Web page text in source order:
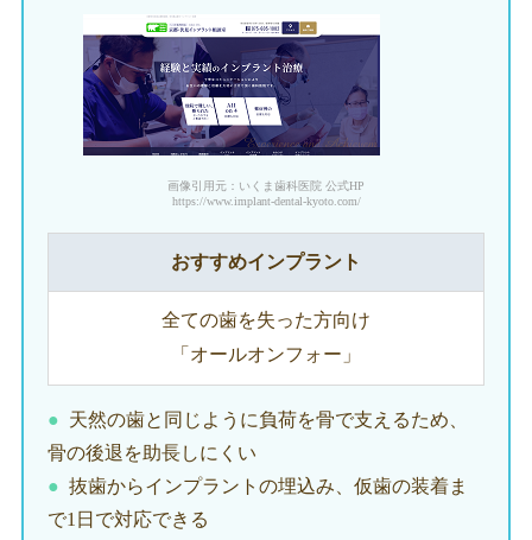
画像引用元：いくま歯科医院 公式HP
https://www.implant-dental-kyoto.com/
おすすめインプラント
全ての歯を失った方向け
「オールオンフォー」
天然の歯と同じように負荷を骨で支えるため、
骨の後退を助長しにくい
抜歯からインプラントの埋込み、仮歯の装着ま
で1日で対応できる